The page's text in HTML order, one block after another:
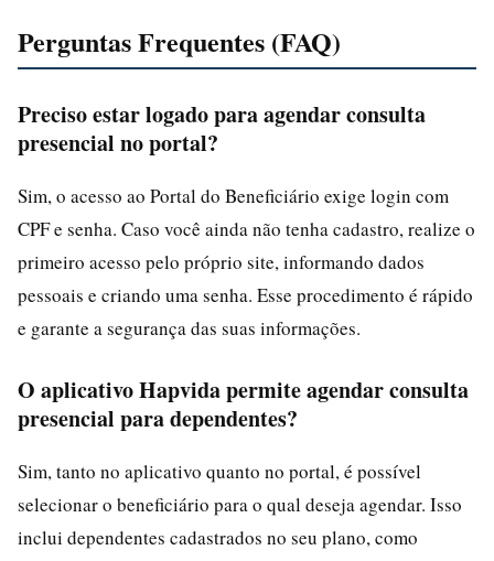
Perguntas Frequentes (FAQ)
Preciso estar logado para agendar consulta
presencial no portal?
Sim, o acesso ao Portal do Beneficiário exige login com
CPF e senha. Caso você ainda não tenha cadastro, realize o
primeiro acesso pelo próprio site, informando dados
pessoais e criando uma senha. Esse procedimento é rápido
e garante a segurança das suas informações.
O aplicativo Hapvida permite agendar consulta
presencial para dependentes?
Sim, tanto no aplicativo quanto no portal, é possível
selecionar o beneficiário para o qual deseja agendar. Isso
inclui dependentes cadastrados no seu plano, como